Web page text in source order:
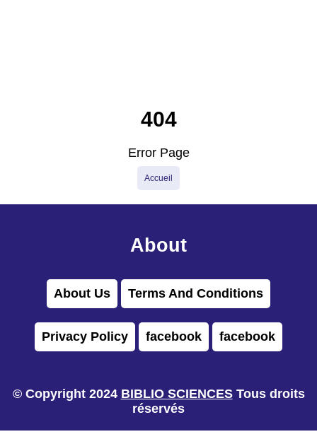
404
Error Page
Accueil
About
About Us Terms And Conditions
Privacy Policy facebook facebook
© Copyright 2024 BIBLIO SCIENCESTous droits
réservés